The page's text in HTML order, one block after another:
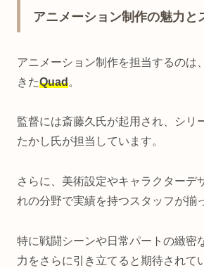
アニメーション制作の魅力と
アニメーション制作を担当するのは
きたQuad。
監督には斎藤久氏が起用され、シリ
たかし氏が担当しています。
さらに、美術設定やキャラクターデ
れの分野で実績を持つスタッフが揃
特に戦闘シーンや日常パートの緻密
力をさらに引き立てると期待されて